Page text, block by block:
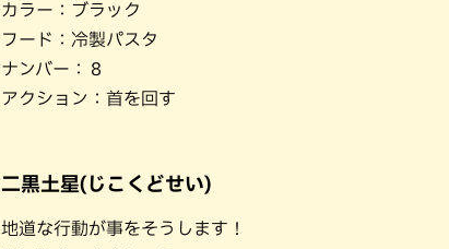
カラー：ブラック
フード：冷製パスタ
ナンバー：８
アクション：首を回す
二黒土星(じこくどせい)
地道な行動が事をそうします！